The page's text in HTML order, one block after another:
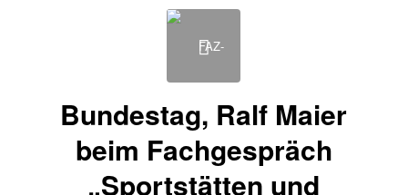
Bundestag, Ralf Maier
beim Fachgespräch
„Sportstätten und